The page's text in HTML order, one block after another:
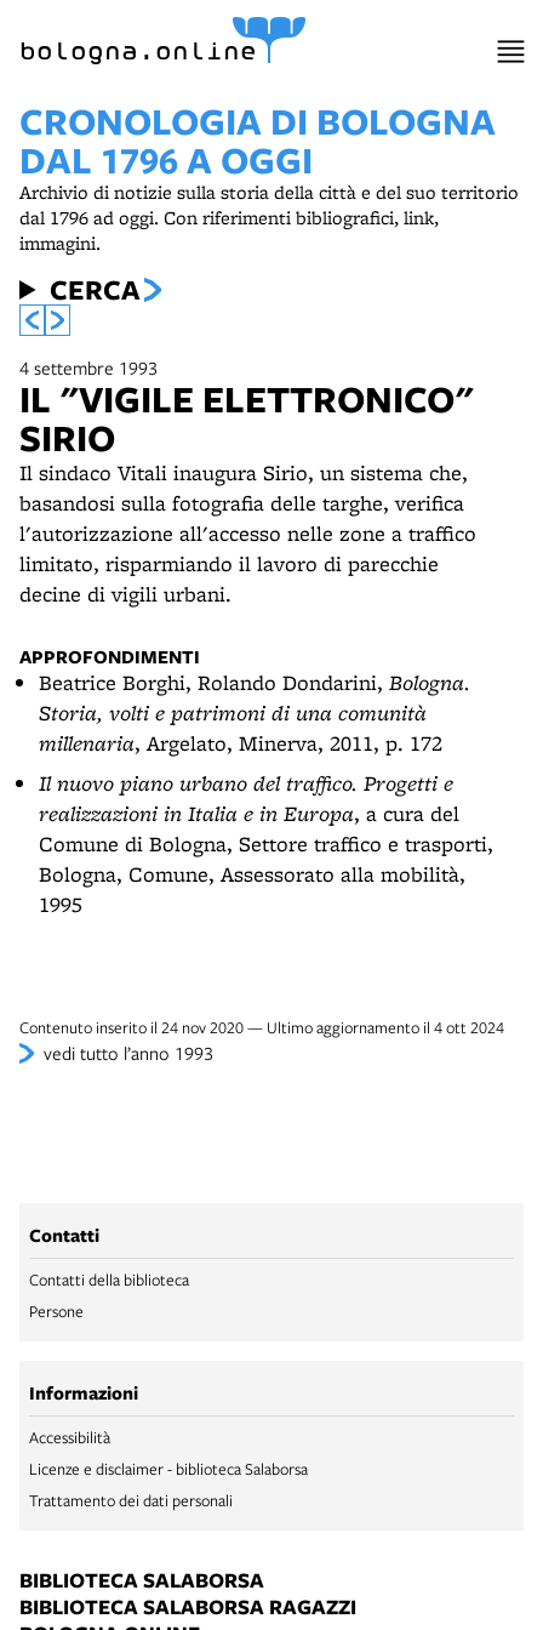
bologna.online
CRONOLOGIA DI BOLOGNA
DAL 1796 A OGGI
Archivio di notizie sulla storia della città e del suo territorio
dal 1796 ad oggi. Con riferimenti bibliografici, link,
immagini.
CERCA
4 settembre 1993
IL "VIGILE ELETTRONICO"
SIRIO
Il sindaco Vitali inaugura Sirio, un sistema che,
basandosi sulla fotografia delle targhe, verifica
l'autorizzazione all'accesso nelle zone a traffico
limitato, risparmiando il lavoro di parecchie
decine di vigili urbani.
APPROFONDIMENTI
Beatrice Borghi, Rolando Dondarini, Bologna.
Storia, volti e patrimoni di una comunità
millenaria, Argelato, Minerva, 2011, p. 172
Il nuovo piano urbano del traffico. Progetti e
realizzazioni in Italia e in Europa, a cura del
Comune di Bologna, Settore traffico e trasporti,
Bologna, Comune, Assessorato alla mobilità,
1995
Contenuto inserito il 24 nov 2020 — Ultimo aggiornamento il 4 ott 2024
vedi tutto l’anno 1993
Contatti
Contatti della biblioteca
Persone
Informazioni
Accessibilità
Licenze e disclaimer - biblioteca Salaborsa
Trattamento dei dati personali
BIBLIOTECA SALABORSA
BIBLIOTECA SALABORSA RAGAZZI